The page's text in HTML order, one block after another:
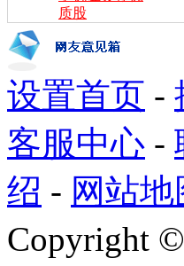
质股
设置首页 -
客服中心 -
绍 - 网站地
Copyright ©